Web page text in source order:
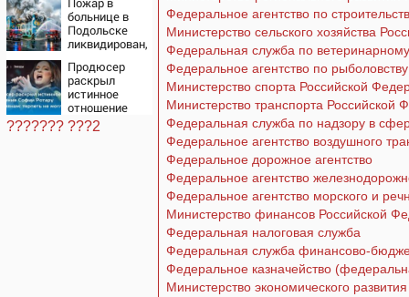
больнице в
Подольске
ликвидирован,
эвакуация
Продюсер
раскрыл
истинное
отношение
Софии Ротару
к россиянам:
??????? ???2
Федеральное агентство по
Министерство сельского хозяйства
Федеральная служба по
Федеральное агентство по рыболовству
Министерство спорта Российской
Министерство транспорта Российской
Федеральная служба по надзору в
Федеральное агентство воздушного
Федеральное дорожное агентство
Федеральное агентство
Федеральное агентство морского и
Министерство финансов Российской
Федеральная налоговая служба
Федеральная служба финансово-
Федеральное казначейство
Министерство экономического